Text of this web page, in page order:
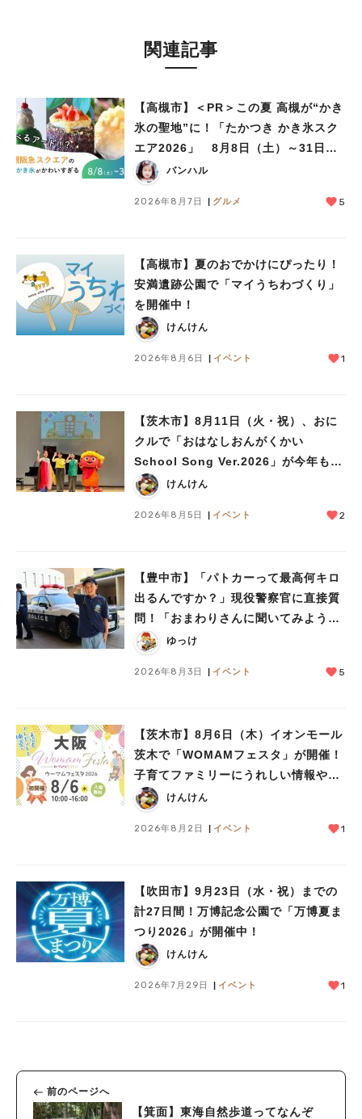
関連記事
【高槻市】＜PR＞この夏 高槻が“かき
氷の聖地”に！「たかつき かき氷スク
エア2026」 8月8日（土）～31日
（月）バンハル
2026年8月7日 グルメ 5
【高槻市】夏のおでかけにぴったり！
安満遺跡公園で「マイうちわづくり」
を開催中！
けんけん
2026年8月6日 イベント 1
【茨木市】8月11日（火・祝）、おに
クルで「おはなしおんがくかい
School Song Ver.2026」が今年も開
催！テーマは「学校」♪
けんけん
2026年8月5日 イベント 2
【豊中市】「パトカーって最高何キロ
出るんですか？」現役警察官に直接質
問！「おまわりさんに聞いてみよう」
に参加しました
ゆっけ
2026年8月3日 イベント 5
【茨木市】8月6日（木）イオンモール
茨木で「WOMAMフェスタ」が開催！
子育てファミリーにうれしい情報やプ
レゼントがいっぱい♪
けんけん
2026年8月2日 イベント 1
【吹田市】9月23日（水・祝）までの
計27日間！万博記念公園で「万博夏ま
つり2026」が開催中！
けんけん
2026年7月29日 イベント 1
前のページへ
【箕面】東海自然歩道ってなんぞ
#今週どこいく？#自然とふれあう #ランチ #カフェ#まとめ
#教えたい／教えて投稿記事
#あなたはどっち？